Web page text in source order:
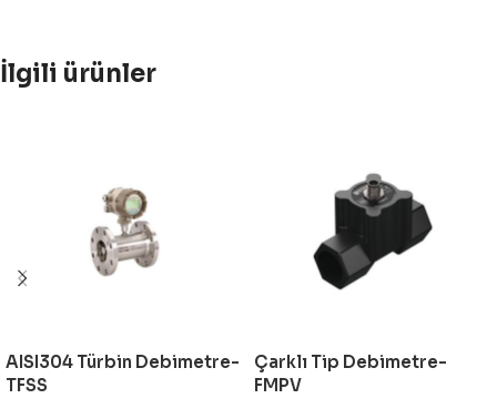
İlgili ürünler
AISI304 Türbin Debimetre-
TFSS
Çarklı Tip Debimetre-
FMPV